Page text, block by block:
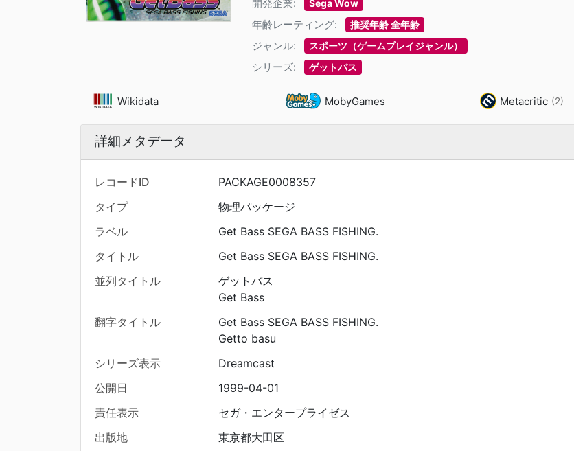
開発企業: Sega Wow
年齢レーティング: 推奨年齢 全年齢
ジャンル: スポーツ（ゲームプレイジャンル）
シリーズ: ゲットバス
Wikidata MobyGames Metacritic (2)
詳細メタデータ
レコードID
PACKAGE0008357
タイプ
物理パッケージ
ラベル
Get Bass SEGA BASS FISHING.
タイトル
Get Bass SEGA BASS FISHING.
並列タイトル
ゲットバス
Get Bass
翻字タイトル
Get Bass SEGA BASS FISHING.
Getto basu
シリーズ表示
Dreamcast
公開日
1999-04-01
責任表示
セガ・エンタープライゼス
出版地
東京都大田区